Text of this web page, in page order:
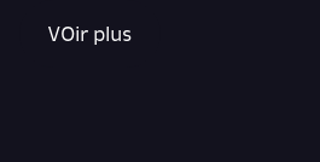
VOir plus